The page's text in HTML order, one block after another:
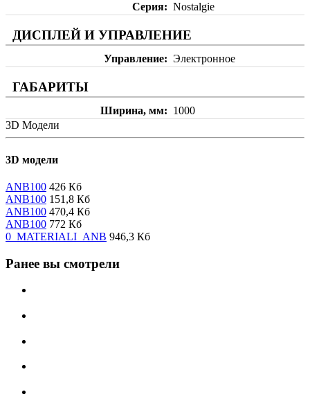
Серия Nostalgie
ДИСПЛЕЙ И УПРАВЛЕНИЕ
Управление Электронное
ГАБАРИТЫ
Ширина, мм
1000
3D Модели
3D модели
ANB100 426 Кб
ANB100 151,8 Кб
ANB100 470,4 Кб
ANB100 772 Кб
0_MATERIALI_ANB 946,3 Кб
Ранее вы смотрели